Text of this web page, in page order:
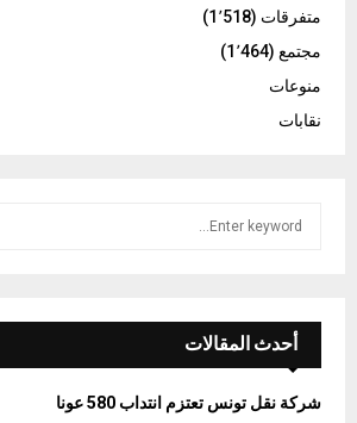
متفرقات (1٬518)
مجتمع (1٬464)
منوعات
نقابات
f
r
أحدث المقالات
شركة نقل تونس تعتزم انتداب 580 عونا